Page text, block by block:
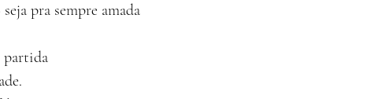
pra sempre amada
partida